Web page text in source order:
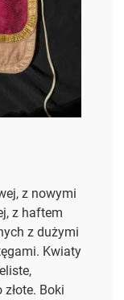
z nowymi
z haftem
z dużymi
Kwiaty
złote. Boki